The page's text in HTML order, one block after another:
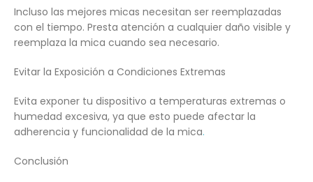
Incluso las mejores micas necesitan ser reemplazadas
con el tiempo. Presta atención a cualquier daño visible y
reemplaza la mica cuando sea necesario.
Evitar la Exposición a Condiciones Extremas
Evita exponer tu dispositivo a temperaturas extremas o
humedad excesiva, ya que esto puede afectar la
adherencia y funcionalidad de la mica.
Conclusión